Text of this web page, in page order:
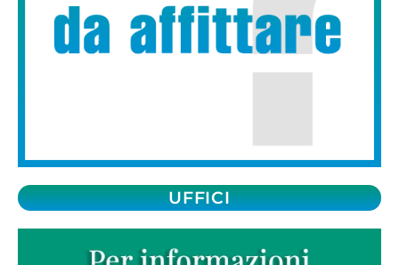
UFFICI